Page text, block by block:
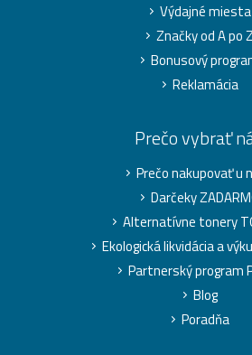
Výdajné miesta
Značky od A po Z
Bonusový
Reklamácia
Prečo vybrať
Prečo nakupovať u
Darčeky
Alternatívne tonery
Ekologická likvidácia a
Partnerský program
Blog
Poradňa